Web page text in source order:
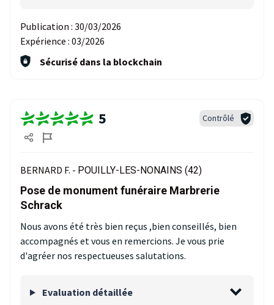
Publication : 30/03/2026
Expérience : 03/2026
Sécurisé dans la blockchain
5 Contrôlé
BERNARD F. - POUILLY-LES-NONAINS (42)
Pose de monument funéraire Marbrerie
Schrack
Nous avons été très bien reçus ,bien conseillés, bien
accompagnés et vous en remercions. Je vous prie
d'agréer nos respectueuses salutations.
Evaluation détaillée